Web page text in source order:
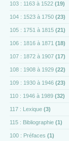
103 : 1163 à 1522 (19)
104 : 1523 à 1750 (23)
105 : 1751 à 1815 (21)
106 : 1816 à 1871 (18)
107 : 1872 à 1907 (17)
108 : 1908 à 1929 (22)
109 : 1930 à 1946 (23)
110 : 1946 à 1989 (32)
117 : Lexique (3)
115 : Bibliographie (1)
100 : Préfaces (1)